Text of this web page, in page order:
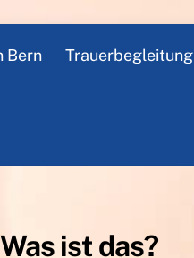
Bern Trauerbegleitung
ist das?